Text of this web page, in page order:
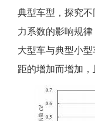
典型车型，探究
力系数的影响规
大型车与典型小
距的增加而增加，